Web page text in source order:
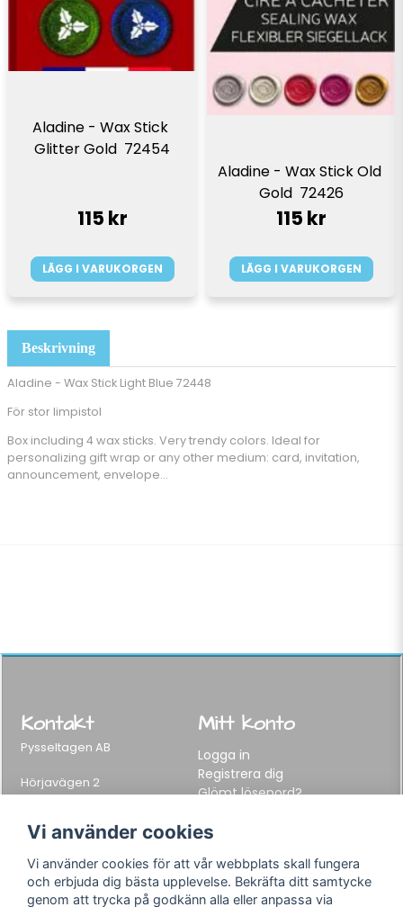
Beskrivning
Aladine - Wax Stick Light Blue 72448
För stor limpistol
Box including 4 wax sticks. Very trendy colors. Ideal for
personalizing gift wrap or any other medium: card, invitation,
announcement, envelope...
Aladine - Wax Stick
Glitter Gold  72454
115 kr
LÄGG I VARUKORGEN
Aladine - Wax Stick Old
Gold  72426
115 kr
LÄGG I VARUKORGEN
Kontakt
Pysseltagen AB
Hörjavägen 2
282 34 Tyringe, Sweden
E-post:info@pysseltagen.se
Mitt konto
Logga in
Registrera dig
Glömt lösenord?
Info Följ oss
Vi använder cookies
Vi använder cookies för att vår webbplats skall fungera
och erbjuda dig bästa upplevelse. Bekräfta ditt samtycke
genom att trycka på godkänn alla eller anpassa via